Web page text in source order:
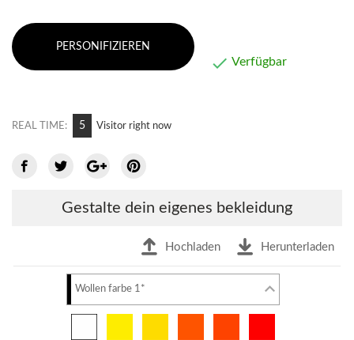
PERSONIFIZIEREN
 Verfügbar
REAL TIME: 5 Visitor right now
Gestalte dein eigenes bekleidung
Hochladen Herunterladen
Wollen farbe 1*